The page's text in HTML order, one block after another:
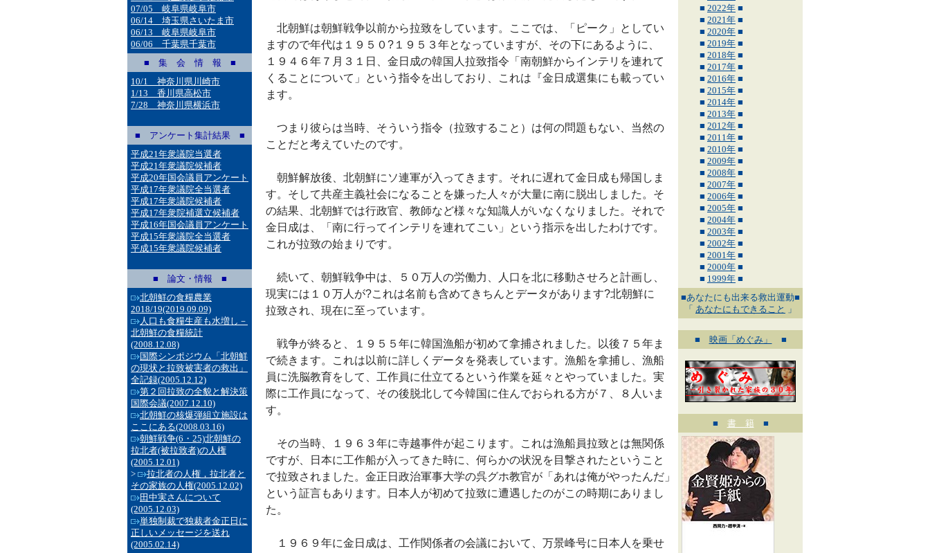
07/05 岐阜県岐阜市
06/14 埼玉県さいたま市
06/13 岐阜県岐阜市
06/06 千葉県千葉市
■ 集 会 情 報 ■
10/1 神奈川県川崎市
1/13 香川県高松市
7/28 神奈川県横浜市
■ アンケート集計結果 ■
平成21年衆議院当選者
平成21年衆議院候補者
平成20年国会議員アンケート
平成17年衆議院全当選者
平成17年衆議院候補者
平成17年衆院補選立候補者
平成16年国会議員アンケート
平成15年衆議院全当選者
平成15年衆議院候補者
■ 論文・情報 ■
北朝鮮の食糧農業
2018/19(2019.09.09)
人口も食糧生産も水増し－
北朝鮮の食糧統計
(2008.12.08)
国際シンポジウム「北朝鮮
の現状と拉致被害者の救出」
全記録(2005.12.12)
第２回拉致の全貌と解決策
国際会議(2007.12.10)
北朝鮮の核爆弾組立施設は
ここにある(2008.03.16)
朝鮮戦争(6・25)北朝鮮の
拉北者(被拉致者)の人権
(2005.12.01)
>
拉北者の人権，拉北者と
その家族の人権(2005.12.02)
田中実さんについて
(2005.12.03)
単独制裁で独裁者金正日に
正しいメッセージを送れ
(2005.02.14)
北朝鮮は朝鮮戦争以前から拉致をしています。ここでは、「ピーク」としてい
ますので年代は１９５０?１９５３年となっていますが、その下にあるように、
１９４６年７月３１日、金日成の韓国人拉致指令「南朝鮮からインテリを連れて
くることについて」という指令を出しており、これは『金日成選集にも載ってい
ます。
つまり彼らは当時、そういう指令（拉致すること）は何の問題もない、当然の
ことだと考えていたのです。
朝鮮解放後、北朝鮮にソ連軍が入ってきます。それに遅れて金日成も帰国しま
す。そして共産主義社会になることを嫌った人々が大量に南に脱出しました。そ
の結果、北朝鮮では行政官、教師など様々な知識人がいなくなりました。それで
金日成は、「南に行ってインテリを連れてこい」という指示を出したわけです。
これが拉致の始まりです。
続いて、朝鮮戦争中は、５０万人の労働力、人口を北に移動させろと計画し、
現実には１０万人が?これは名前も含めてきちんとデータがあります?北朝鮮に
拉致され、現在に至っています。
戦争が終ると、１９５５年に韓国漁船が初めて拿捕されました。以後７５年ま
で続きます。これは以前に詳しくデータを発表しています。漁船を拿捕し、漁船
員に洗脳教育をして、工作員に仕立てるという作業を延々とやっていました。実
際に工作員になって、その後脱北して今韓国に住んでおられる方が７、８人いま
す。
その当時、１９６３年に寺越事件が起こります。これは漁船員拉致とは無関係
ですが、日本に工作船が入ってきた時に、何らかの状況を目撃されたということ
で拉致されました。金正日政治軍事大学の呉グホ教官が「あれは俺がやったんだ」
という証言もあります。日本人が初めて拉致に遭遇したのがこの時期にありまし
た。
１９６９年に金日成は、工作関係者の会議において、万景峰号に日本人を乗せ
■ 2022年 ■
■ 2021年 ■
■ 2020年 ■
■ 2019年 ■
■ 2018年 ■
■ 2017年 ■
■ 2016年 ■
■ 2015年 ■
■ 2014年 ■
■ 2013年 ■
■ 2012年 ■
■ 2011年 ■
■ 2010年 ■
■ 2009年 ■
■ 2008年 ■
■ 2007年 ■
■ 2006年 ■
■ 2005年 ■
■ 2004年 ■
■ 2003年 ■
■ 2002年 ■
■ 2001年 ■
■ 2000年 ■
■ 1999年 ■
■あなたにも出来る救出運動■
「 あなたにもできること 」
■ 映画「めぐみ」 ■
■ 書 籍 ■